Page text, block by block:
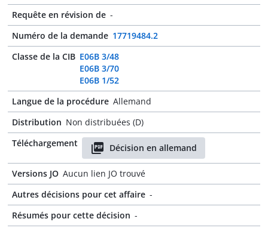
Requête en révision de -
Numéro de la demande 17719484.2
Classe de la CIB E06B 3/48
E06B 3/70
E06B 1/52
Langue de la procédure Allemand
Distribution Non distribuées (D)
Téléchargement
Décision en allemand
Versions JO Aucun lien JO trouvé
Autres décisions pour cet affaire -
Résumés pour cette décision -